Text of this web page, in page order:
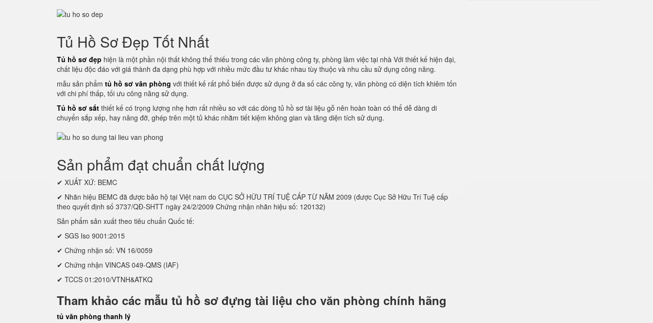
Tủ Hồ Sơ Đẹp Tốt Nhất
Tủ hồ sơ đẹp hiện là một phần nội thất không thể thiếu trong các văn phòng công ty, phòng làm việc tại nhà Với thiết kế hiện đại,
chất liệu độc đáo với giá thành đa dạng phù hợp với nhiều mức đầu tư khác nhau tùy thuộc và nhu cầu sử dụng công năng.
mẫu sản phẩm tủ hồ sơ văn phòng với thiết kế rất phổ biến được sử dụng ở đa số các công ty, văn phòng có diện tích khiêm tốn
với chi phí thấp, tối ưu công năng sử dụng.
Tủ hồ sơ sắt thiết kế có trọng lượng nhẹ hơn rất nhiều so với các dòng tủ hồ sơ tài liệu gỗ nên hoàn toàn có thể dễ dàng di
chuyển sắp xếp, hay nâng đỡ, ghép trên một tủ khác nhằm tiết kiệm không gian và tăng diện tích sử dụng.
Sản phẩm đạt chuẩn chất lượng
✔ XUẤT XỨ: BEMC
✔ Nhãn hiệu BEMC đã được bảo hộ tại Việt nam do CỤC SỞ HỮU TRÍ TUỆ CẤP TỪ NĂM 2009 (được Cục Sở Hữu Trí Tuệ cấp
theo quyết định số 3737/QĐ-SHTT ngày 24/2/2009 Chứng nhận nhãn hiệu số: 120132)
Sản phẩm sản xuất theo tiêu chuẩn Quốc tế:
✔ SGS Iso 9001:2015
✔ Chứng nhận số: VN 16/0059
✔ Chứng nhận VINCAS 049-QMS (IAF)
✔ TCCS 01:2010/VTNH&ATKQ
Tham khảo các mẫu tủ hồ sơ đựng tài liệu cho văn phòng chính hãng
tủ văn phòng thanh lý